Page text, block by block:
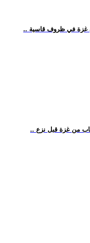
غزة في ظروف قاسية
من غزة قبل نزع